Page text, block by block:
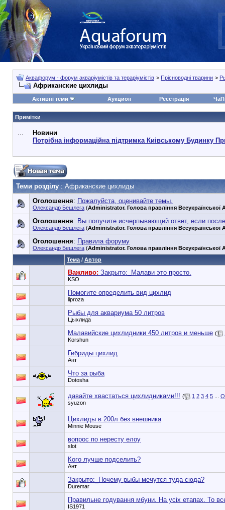
Аквафорум - форум акваріумістів та тераріумістів > Прісноводні тварини >
Африканские цихлиды
Активні теми Аукцион Реєстрація
Примітки
...
Новини
Потрібна інформаційна підтримка Киівському Будинку
Теми розділу : Африканские цихлиды
Оголошення: Пожалуйста, оценивайте темы.
Олександр Бешлега (Administrator. Голова правління Всеукраїнської
Оголошення: Вы получите исчерпывающий ответ, если
Олександр Бешлега (Administrator. Голова правління Всеукраїнської
Оголошення: Правила форуму
Олександр Бешлега (Administrator. Голова правління Всеукраїнської
Тема / Автор
Важливо: Закрыто:_ Малави это просто.
KSO
Помогите определить вид цихлид
liproza
Рыбы для аквариума 50 литров
Цыхлида
Малавийские цихлидники 450 литров и меньше (
Korshun
Гибриды цихлид
Ант
Что за рыба
Dotosha
давайте хвастаться цихлидниками!!! ( 1 2 3 4 5
syuzon
Цихлиды в 200л без внешника
Minnie Mouse
вопрос по нересту елоу
slot
Кого лучше подселить?
Ант
Закрыто:_ Почему рыбы мечутся туда сюда?
Duremar
Правильне годування мбуни. На усіх етапах. То
IS1971